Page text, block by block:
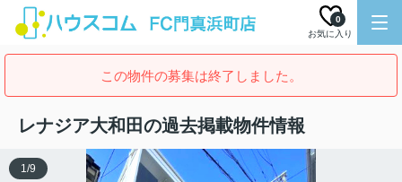
お気に入り
0
この物件の募集は終了しました。
レナジア大和田の過去掲載物件情報
1/9